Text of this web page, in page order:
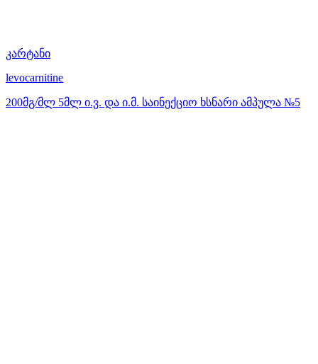
კარტანი
levocarnitine
200მგ/მლ 5მლ ი.ვ. და ი.მ. საინექციო ხსნარი ამპულა №5